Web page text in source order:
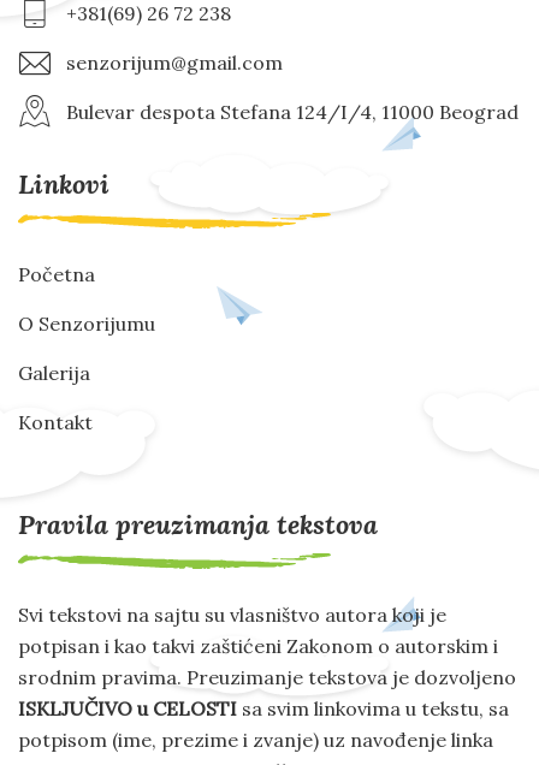
+381(69) 26 72 238
senzorijum@gmail.com
Bulevar despota Stefana 124/I/4, 11000 Beograd
Linkovi
Početna
O Senzorijumu
Galerija
Kontakt
Pravila preuzimanja tekstova
Svi tekstovi na sajtu su vlasništvo autora koji je
potpisan i kao takvi zaštićeni Zakonom o autorskim i
srodnim pravima. Preuzimanje tekstova je dozvoljeno
ISKLJUČIVO u CELOSTI sa svim linkovima u tekstu, sa
potpisom (ime, prezime i zvanje) uz navođenje linka